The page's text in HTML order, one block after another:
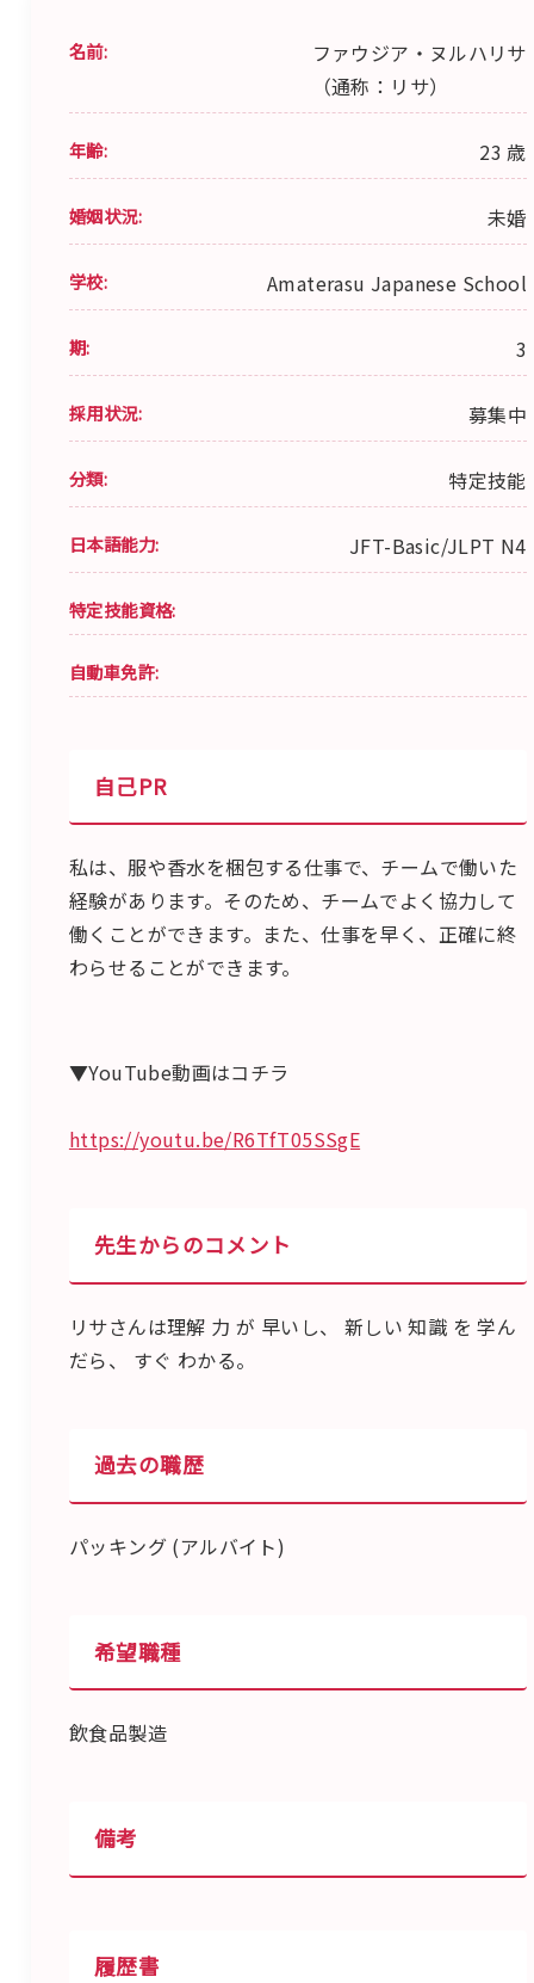
名前:
ファウジア・ヌルハリサ
（通称：リサ）
年齢: 23 歳
婚姻状況: 未婚
学校: Amaterasu Japanese School
期: 3
採用状況: 募集中
分類: 特定技能
日本語能力: JFT-Basic/JLPT N4
特定技能資格:
自動車免許:
自己PR
私は、服や香水を梱包する仕事で、チームで働いた
経験があります。そのため、チームでよく協力して
働くことができます。また、仕事を早く、正確に終
わらせることができます。
▼YouTube動画はコチラ
https://youtu.be/R6TfT05SSgE
先生からのコメント
リサさんは理解 力 が 早いし、 新しい 知識 を 学ん
だら、 すぐ わかる。
過去の職歴
パッキング (アルバイト)
希望職種
飲食品製造
備考
履歴書